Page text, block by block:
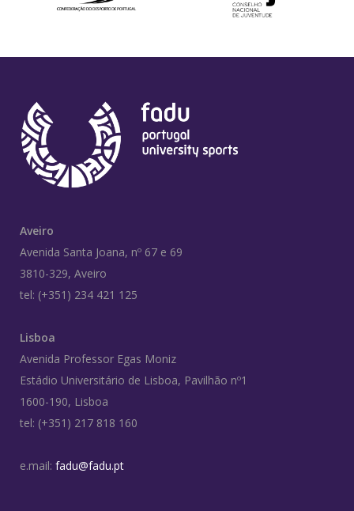
Aveiro
Avenida Santa Joana, nº 67 e 69
3810-329, Aveiro
tel: (+351) 234 421 125
Lisboa
Avenida Professor Egas Moniz
Estádio Universitário de Lisboa, Pavilhão nº1
1600-190, Lisboa
tel: (+351) 217 818 160
e.mail: fadu@fadu.pt